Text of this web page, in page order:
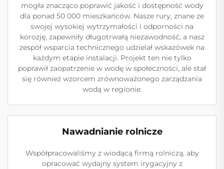
mogła znacząco poprawić jakość i dostępność wody
dla ponad 50 000 mieszkańców. Nasze rury, znane ze
swojej wysokiej wytrzymałości i odporności na
korozję, zapewniły długotrwałą niezawodność, a nasz
zespół wsparcia technicznego udzielał wskazówek na
każdym etapie instalacji. Projekt ten nie tylko
poprawił zaopatrzenie w wodę w społeczności, ale stał
się również wzorcem zrównoważonego zarządzania
wodą w regionie.
Nawadnianie rolnicze
Współpracowaliśmy z wiodącą firmą rolniczą, aby
opracować wydajny system irygacyjny z